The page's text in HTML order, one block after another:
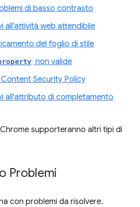
di basso contrasto
all'attività web attendibile
del foglio di stile
non valide
Security Policy
all'attributo di completamento
supporteranno altri tipi di
Problemi
con problemi da risolvere.